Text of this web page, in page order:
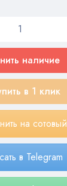
наличие
в 1 клик
на сотовый
в Telegram